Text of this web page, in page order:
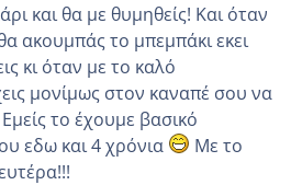
και θα με θυμηθείς! Και όταν
ακουμπάς το μπεμπάκι εκει
κι όταν με το καλό
μονίμως στον καναπέ σου να
το έχουμε βασικό
εδω και 4 χρόνια
Με το